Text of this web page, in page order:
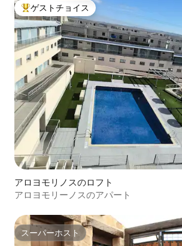
大好評のゲストチョイスです。
ゲストチョイス
アロヨモリノスのロフト
アロヨモリーノスのアパート
スーパーホスト
スーパーホスト